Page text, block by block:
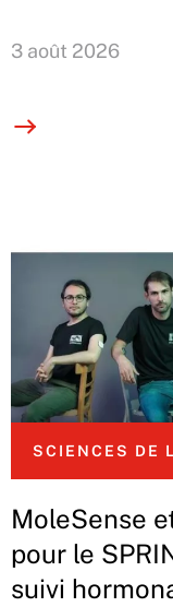
3 août 2026
SCIENCES DE
MoleSense
pour le
suivi